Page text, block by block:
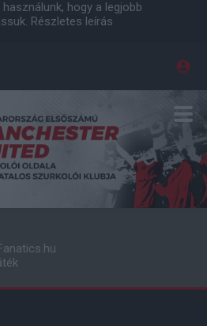
hogy a legjobb
Részletes leírás